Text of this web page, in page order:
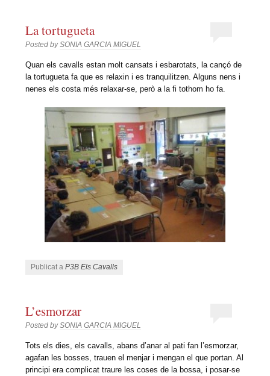
La tortugueta
Posted bySONIA GARCIA MIGUEL
Quan els cavalls estan molt cansats i esbarotats, la cançó de
la tortugueta fa que es relaxin i es tranquilitzen. Alguns nens i
nenes els costa més relaxar-se, però a la fi tothom ho fa.
Publicat aP3B Els Cavalls
L’esmorzar
Posted bySONIA GARCIA MIGUEL
Tots els dies, els cavalls, abans d’anar al pati fan l’esmorzar,
agafan les bosses, trauen el menjar i mengan el que portan. Al
principi era complicat traure les coses de la bossa, i posar-se